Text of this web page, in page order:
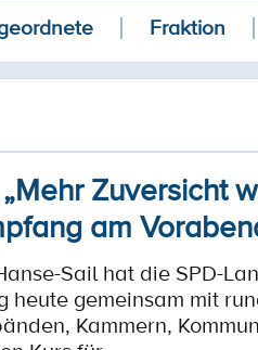
Fraktion
Zuversicht
am
Sail hat die SPD-
heute gemeinsam mit
Kammern,